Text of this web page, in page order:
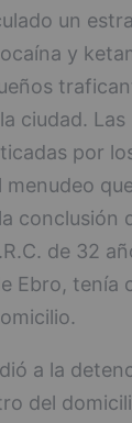
un
y
ciudad. Las
por
conclusión
de 32
Ebro, tenía
a la
del